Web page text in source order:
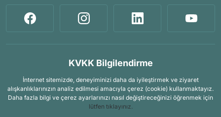
KVKK Bilgilendirme
İnternet sitemizde, deneyiminizi daha da iyileştirmek ve ziyaret
alışkanlıklarınızın analiz edilmesi amacıyla çerez (cookie) kullanmaktayız.
Daha fazla bilgi ve çerez ayarlarınızı nasıl değiştireceğinizi öğrenmek için
lütfen tıklayınız.